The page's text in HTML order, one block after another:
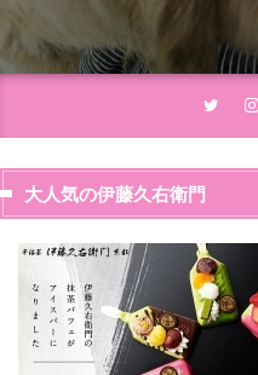
大人気の伊藤久右衛門